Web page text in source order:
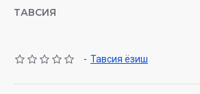
ТАВСИЯ
- Тавсия ёзиш